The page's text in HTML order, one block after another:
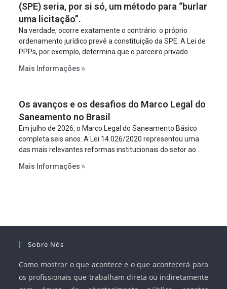
(SPE) seria, por si só, um método para “burlar
uma licitação”.
Na verdade, ocorre exatamente o contrário: o próprio
ordenamento jurídico prevê a constituição da SPE. A Lei de
PPPs, por exemplo, determina que o parceiro privado
empreendimento. Ou seja, a suposta “fraude à licitação” é
projeto a projeto.
Mais Informações »
Os avanços e os desafios do Marco Legal do
Saneamento no Brasil
Em julho de 2026, o Marco Legal do Saneamento Básico
completa seis anos. A Lei 14.026/2020 representou uma
das mais relevantes reformas institucionais do setor ao
serviços, ampliar a participação da iniciativa privada,
Mais Informações »
Sobre Nós
Como mostrar o que acontece e o que acontecerá para
os profissionais que trabalham direta ou indiretamente